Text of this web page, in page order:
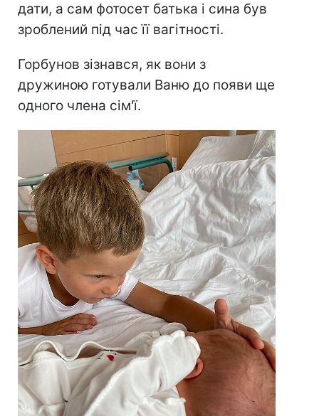
дати, а сам фотосет батька і сина був
зроблений під час її вагітності.
Горбунов зізнався, як вони з
дружиною готували Ваню до появи ще
одного члена сім'ї.